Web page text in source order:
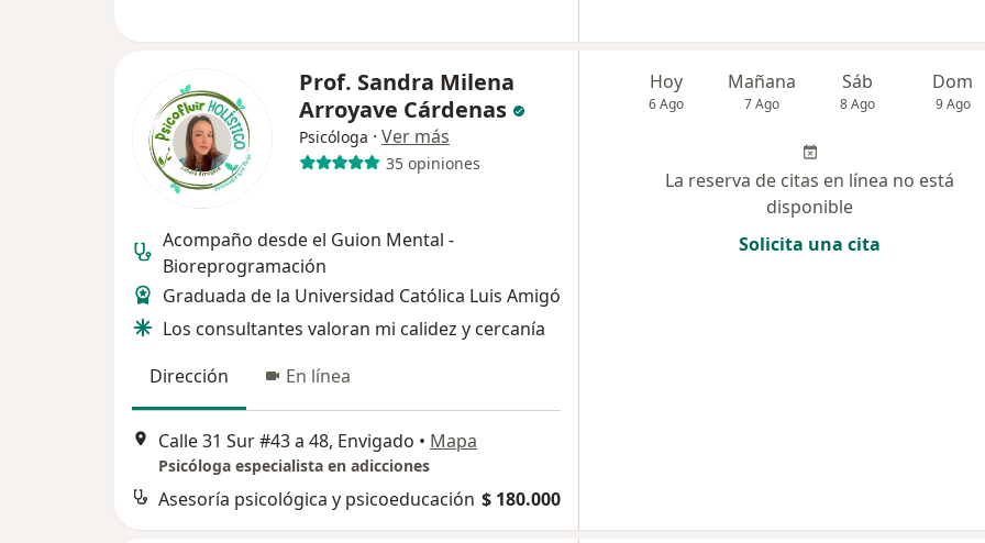
Prof. Sandra Milena
Arroyave Cárdenas
Psicóloga · Ver más
35 opiniones
Acompaño desde el Guion Mental -
Bioreprogramación
Graduada de la Universidad Católica Luis Amigó
Los consultantes valoran mi calidez y cercanía
Dirección
En línea
Calle 31 Sur #43 a 48, Envigado • Mapa
Psicóloga especialista en adicciones
Asesoría psicológica y psicoeducación $ 180.000
Hoy
6 Ago
Mañana
7 Ago
Sáb
8 Ago
Dom
9 Ago
La reserva de citas en línea no está
disponible
Solicita una cita